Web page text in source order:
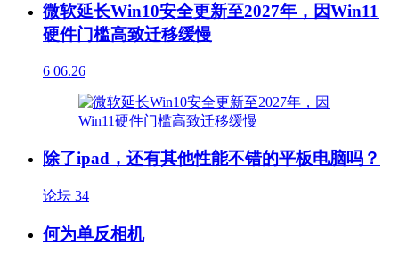
微软延长Win10安全更新至2027年，因Win11
硬件门槛高致迁移缓慢
6 06.26
除了ipad，还有其他性能不错的平板电脑吗？
论坛 34
何为单反相机